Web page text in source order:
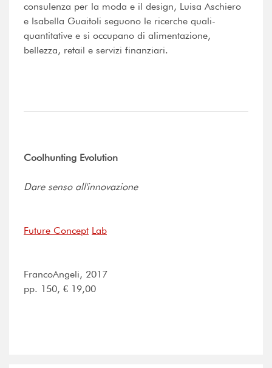
consulenza per la moda e il design, Luisa Aschiero
e Isabella Guaitoli seguono le ricerche quali-
quantitative e si occupano di alimentazione,
bellezza, retail e servizi finanziari.
Coolhunting Evolution
Dare senso all'innovazione
Future Concept Lab
FrancoAngeli, 2017
pp. 150, € 19,00